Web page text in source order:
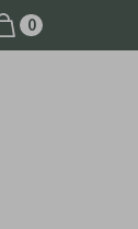
0